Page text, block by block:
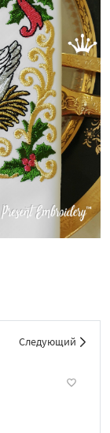
Следующий